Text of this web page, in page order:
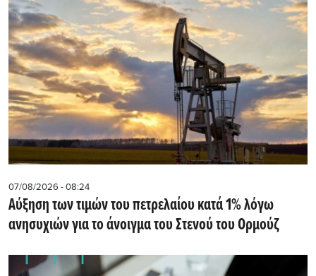
07/08/2026 - 08:24
Αύξηση των τιμών του πετρελαίου κατά 1% λόγω
ανησυχιών για το άνοιγμα του Στενού του Ορμούζ